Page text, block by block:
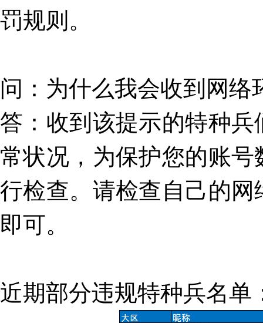
罚规则。
问：为什么我会收到网
答 ：收到该提示的特种
常状况，为保护您的账
行检查。请检查自己的
即可。
近期部分违规特种兵名单